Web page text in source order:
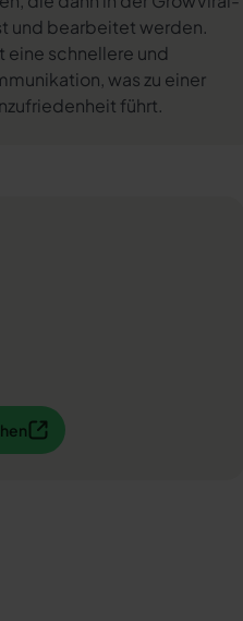
und bearbeitet werden.
eine schnellere und
was zu einer
führt.